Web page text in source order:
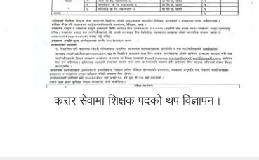
करार सेवामा शिक्षक पदको थप विज्ञापन।